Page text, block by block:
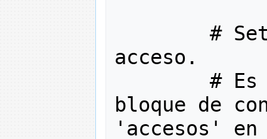
#
acceso.
#
bloque de
'accesos'